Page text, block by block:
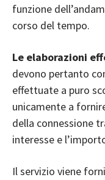
funzione
corso del tempo.
Le elaborazioni
devono pertanto
effettuate a puro
unicamente a
della connessione
interesse e
Il servizio viene